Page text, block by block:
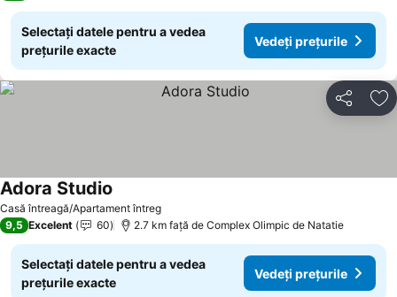
Selectați datele pentru a vedea
prețurile exacte
Vedeți prețurile
Distribuiți
Casă întreagă/Apartament întreg
Adora Studio
9,5 Excelent 60 2.7 km faţă de Complex Olimpic de Natatie
Selectați datele pentru a vedea
prețurile exacte
Vedeți prețurile